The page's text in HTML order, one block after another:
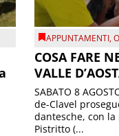
APPUNTAMENTI,
COSA FARE
VALLE
SABATO 8
de-Clavel
dantesche, con
Pistritto (...